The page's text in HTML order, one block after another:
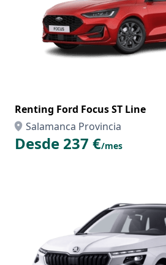
Renting Ford Focus ST Line
Salamanca Provincia
Desde 237 €/mes